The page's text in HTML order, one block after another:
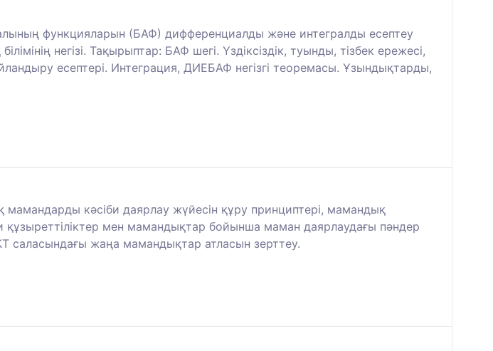
функцияларын (БАФ) дифференциалды және интегралды есептеу
негізі. Тақырыптар: БАФ шегі. Үздіксіздік, туынды, тізбек ережесі,
есептері. Интеграция, ДИЕБАФ негізгі теоремасы. Ұзындықтарды,
кәсіби даярлау жүйесін құру принциптері, мамандық
құзыреттіліктер мен мамандықтар бойынша маман даярлаудағы пәндер
саласындағы жаңа мамандықтар атласын зерттеу.